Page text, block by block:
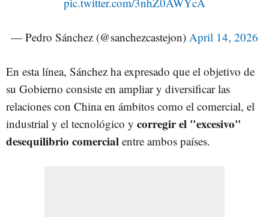
— Pedro Sánchez (@sanchezcastejon) April 14, 2026
En esta línea, Sánchez ha expresado que el objetivo de
su Gobierno consiste en ampliar y diversificar las
relaciones con China en ámbitos como el comercial, el
industrial y el tecnológico y corregir el "excesivo"
desequilibrio comercial entre ambos países.